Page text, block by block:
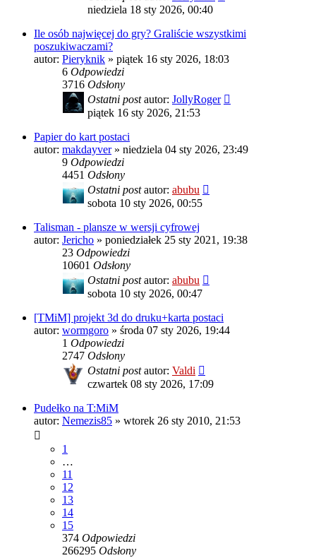
niedziela 18 sty 2026, 00:40
Ile osób najwięcej do gry? Graliście wszystkimi
poszukiwaczami?
autor: Pieryknik » piątek 16 sty 2026, 18:03
6 Odpowiedzi
3716 Odsłony
Ostatni postautor: JollyRoger
piątek 16 sty 2026, 21:53
Papier do kart postaci
autor: makdayver» niedziela 04 sty 2026, 23:49
9 Odpowiedzi
4451 Odsłony
Ostatni postautor: abubu
sobota 10 sty 2026, 00:55
Talisman - plansze w wersji cyfrowej
autor: Jericho » poniedziałek 25 sty 2021, 19:38
23 Odpowiedzi
10601 Odsłony
Ostatni postautor: abubu
sobota 10 sty 2026, 00:47
[TMiM] projekt 3d do druku+karta postaci
autor: wormgoro » środa 07 sty 2026, 19:44
1 Odpowiedzi
2747 Odsłony
Ostatni postautor: Valdi
czwartek 08 sty 2026, 17:09
Pudełko na T:MiM
autor: Nemezis85 » wtorek 26 sty 2010, 21:53
1
…
11
12
13
14
15
374 Odpowiedzi
266295 Odsłony